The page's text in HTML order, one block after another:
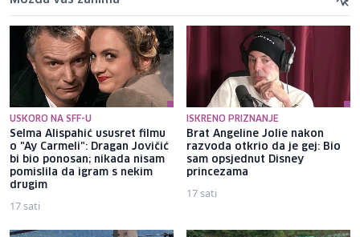
USKORO NA SFF-U
Selma Alispahić ususret filmu
o "Ay Carmeli": Dragan Jovičić
bi bio ponosan; nikada nisam
pomislila da igram s nekim
drugim
17 sati
ISKRENO PRIZNANJE
Brat Angeline Jolie nakon
razvoda otkrio da je gej: Bio
sam opsjednut Disney
princezama
17 sati